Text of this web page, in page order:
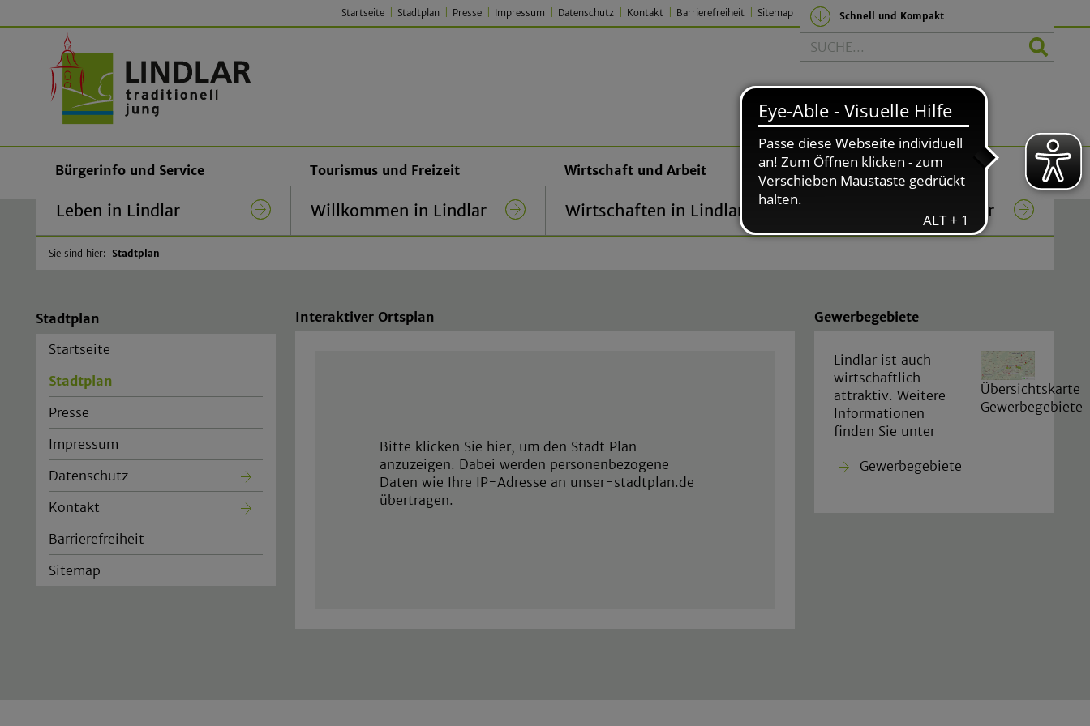
Startseite Stadtplan Presse Impressum Datenschutz Kontakt Barrierefreiheit Sitemap Schnell und Kompakt
Suche
Bürgerinfo und Service
Leben in Lindlar
Tourismus und Freizeit
Willkommen in Lindlar
Wirtschaft und Arbeit
Wirtschaften in Lindlar
Politik und Verwaltung
Das Rathaus in Lindlar
Sie sind hier: Stadtplan
Stadtplan
Startseite
Stadtplan
Presse
Impressum
Datenschutz
Kontakt
Barrierefreiheit
Sitemap
Interaktiver Ortsplan
Bitte klicken Sie hier, um den Stadt Plan
anzuzeigen. Dabei werden personenbezogene
Daten wie Ihre IP-Adresse an unser-stadtplan.de
übertragen.
Gewerbegebiete
Übersichtskarte
Gewerbegebiete
Lindlar ist auch
wirtschaftlich
attraktiv. Weitere
Informationen
finden Sie unter
Gewerbegebiete